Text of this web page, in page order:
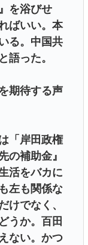
を浴びせ
ばいい。本
る。中国共
語った。
期待する声
「岸田政権
の補助金』
活をバカに
左も関係な
けでなく、
うか。百田
ない。かつ